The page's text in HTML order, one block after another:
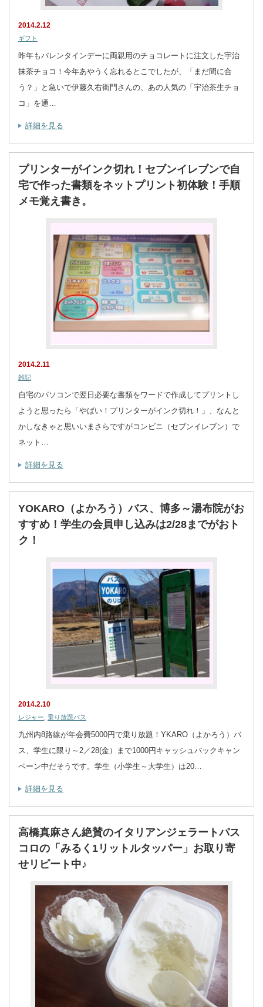
2014.2.12
ギフト
昨年もバレンタインデーに両親用のチョコレートに注文した宇治
抹茶チョコ！今年あやうく忘れるとこでしたが、「まだ間に合
う？」と急いで伊藤久右衛門さんの、あの人気の「宇治茶生チョ
コ」を通…
詳細を見る
プリンターがインク切れ！セブンイレブンで自
宅で作った書類をネットプリント初体験！手順
メモ覚え書き。
2014.2.11
雑記
自宅のパソコンで翌日必要な書類をワードで作成してプリントし
ようと思ったら「やばい！プリンターがインク切れ！」、なんと
かしなきゃと思いいまさらですがコンビニ（セブンイレブン）で
ネット…
詳細を見る
YOKARO（よかろう）バス、博多～湯布院がお
すすめ！学生の会員申し込みは2/28までがおト
ク！
2014.2.10
レジャー 乗り放題バス
九州内8路線が年会費5000円で乗り放題！YKARO（よかろう）バ
ス、学生に限り～2／28(金）まで1000円キャッシュバックキャン
ペーン中だそうです。学生（小学生～大学生）は20…
詳細を見る
高橋真麻さん絶賛のイタリアンジェラートパス
コロの「みるく1リットルタッパー」お取り寄
せリピート中♪